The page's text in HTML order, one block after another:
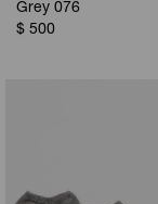
Grey 076
$ 500